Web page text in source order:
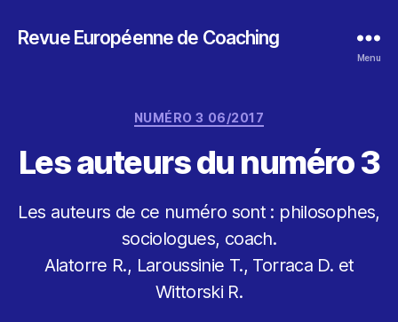
Revue Européenne de Coaching
Menu
Catégories
NUMÉRO 3 06/2017
Les auteurs du numéro 3
Les auteurs de ce numéro sont : philosophes,
sociologues, coach.
Alatorre R., Laroussinie T., Torraca D. et
Wittorski R.